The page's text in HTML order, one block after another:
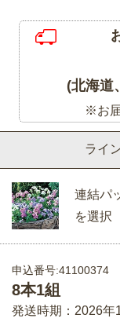
ライ
連結パ
を選択
申込番号:41100374
8本1組
発送時期：2026年
(北海道
※お